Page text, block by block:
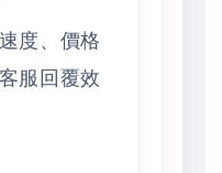
度、價格
服回覆效